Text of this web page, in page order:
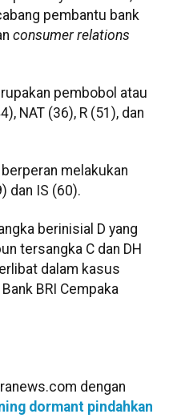
pembantu bank
consumer relations
pembobol atau
NAT (36), R (51), dan
melakukan
dan IS (60).
berinisial D yang
tersangka C dan DH
dalam kasus
BRI Cempaka
dengan
dormant pindahkan